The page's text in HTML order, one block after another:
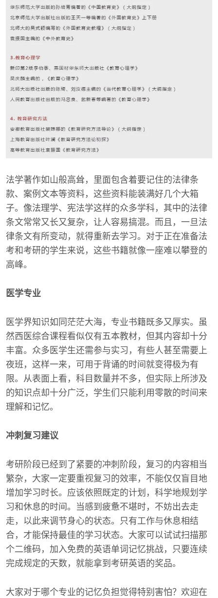
法学著作如山般高耸，里面包含着要记住的法律条
款、案例文本等资料，这些资料能装满好几个大箱
子。像法理学、宪法学这样的众多学科，其中的法律
条文常常又长又复杂，让人容易搞混。而且，一旦法
律条文有所变动，就得重新去学习。对于正在准备法
考和考研的学生来说，这些书籍就像一座难以攀登的
高峰。
医学专业
医学界知识如同茫茫大海，专业书籍既多又厚实。虽
然西医综合课程看似仅有五本教材，但其内容却十分
丰富。众多医学生还需参与实习，有些人甚至需要上
夜班，这样一来，可用于背诵的时间就变得极为有
限。从表面上看，科目数量并不多，但实际上所涉及
的知识点却十分广泛，学生们只能利用零散的时间来
理解和记忆。
冲刺复习建议
考研阶段已经到了紧要的冲刺阶段，复习的内容相当
繁杂，大家一定要重视复习的效率，不能仅仅盲目地
增加学习时长。应该依照既定的计划，科学地规划学
习和休息的时间。当感到疲惫不堪时，不妨出去走
走，以此来调节身心的状态。只有工作与休息相结
合，才能保持最佳的学习状态。大家可以试试扫描那
个二维码，加入免费的英语单词记忆挑战，只要连续
完成规定的天数，就能拿到考研英语的奖品。
大家对于哪个专业的记忆负担觉得特别害怕？欢迎在